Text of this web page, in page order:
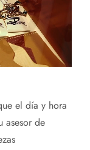
el día y hora
asesor de